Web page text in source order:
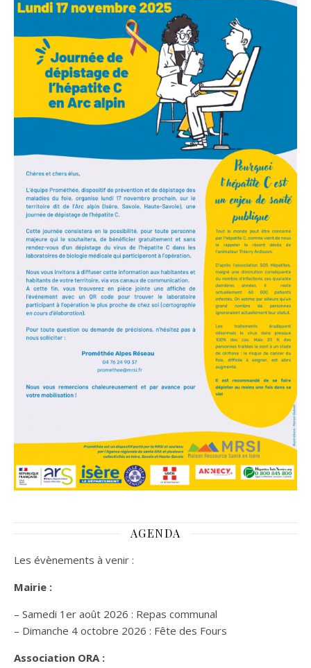
AGENDA
Les évènements à venir :
Mairie :
– Samedi 1er août 2026 : Repas communal
– Dimanche 4 octobre 2026 : Fête des Fours
Association ORA :